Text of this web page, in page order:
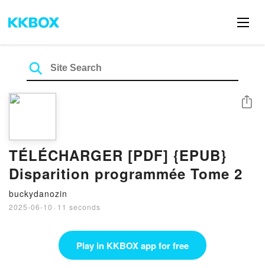
TÉLÉCHARGER [PDF] {EPUB}
Disparition programmée Tome 2
buckydanozin
2025-06-10 · 11 seconds
Share
Play in KKBOX app for free